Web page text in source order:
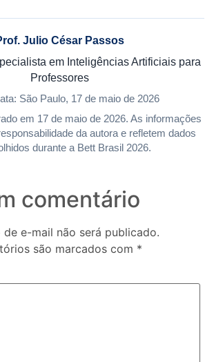
Julio César Passos
em Inteligências Artificiais para
Professores
São Paulo, 17 de maio de 2026
em 17 de maio de 2026. As informações
da autora e refletem dados
durante a Bett Brasil 2026.
comentário
de e-mail não será publicado.
são marcados com *